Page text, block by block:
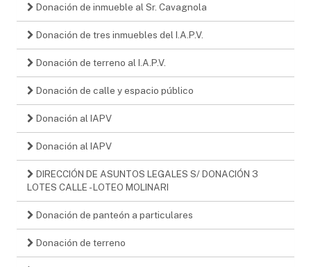
Donación de inmueble al Sr. Cavagnola
Donación de tres inmuebles del I.A.P.V.
Donación de terreno al I.A.P.V.
Donación de calle y espacio público
Donación al IAPV
Donación al IAPV
DIRECCIÓN DE ASUNTOS LEGALES S/ DONACIÓN 3
LOTES CALLE - LOTEO MOLINARI
Donación de panteón a particulares
Donación de terreno